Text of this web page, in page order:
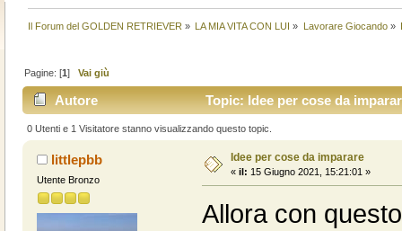
Il Forum del GOLDEN RETRIEVER » LA MIA VITA CON LUI » Lavorare Giocando»
Pagine: [1]Vai giù
Autore Topic: Idee per cose da
0 Utenti e 1 Visitatore stanno visualizzando questo topic.
littlepbb
Utente Bronzo
Idee per cose da imparare
« il: 15 Giugno 2021, 15:21:01 »
Allora con